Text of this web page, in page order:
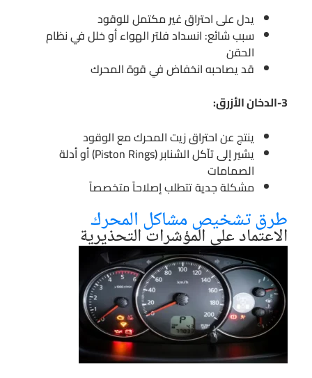
يدل على احتراق غير مكتمل للوقود
سبب شائع: انسداد فلتر الهواء أو خلل في نظام
الحقن
قد يصاحبه انخفاض في قوة المحرك
3-الدخان الأزرق:
ينتج عن احتراق زيت المحرك مع الوقود
يشير إلى تآكل الشنابر (Piston Rings) أو أدلة
الصمامات
مشكلة جدية تتطلب إصلاحاً متخصصاً
طرق تشخيص مشاكل المحرك
الاعتماد على المؤشرات التحذيرية